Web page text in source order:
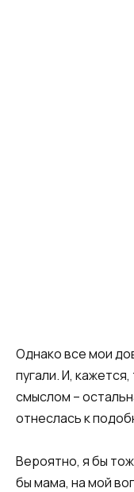
Однако все мои
пугали. И,
смыслом –
отнеслась к
Вероятно, я бы
бы мама, на мой